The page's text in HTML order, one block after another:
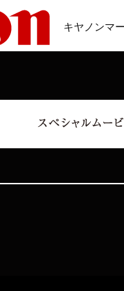
キヤノンマ